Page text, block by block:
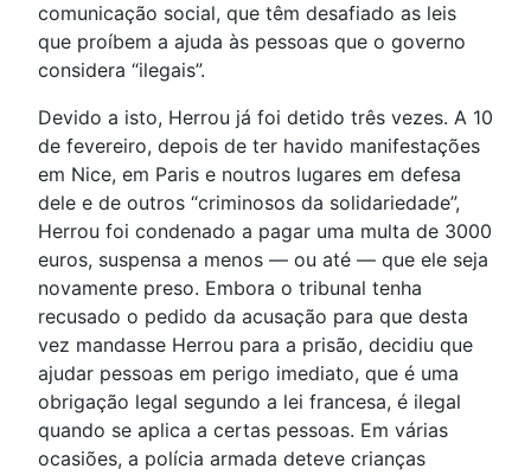
comunicação social, que têm desafiado as leis
que proíbem a ajuda às pessoas que o governo
considera “ilegais”.
Devido a isto, Herrou já foi detido três vezes. A 10
de fevereiro, depois de ter havido manifestações
em Nice, em Paris e noutros lugares em defesa
dele e de outros “criminosos da solidariedade”,
Herrou foi condenado a pagar uma multa de 3000
euros, suspensa a menos — ou até — que ele seja
novamente preso. Embora o tribunal tenha
recusado o pedido da acusação para que desta
vez mandasse Herrou para a prisão, decidiu que
ajudar pessoas em perigo imediato, que é uma
obrigação legal segundo a lei francesa, é ilegal
quando se aplica a certas pessoas. Em várias
ocasiões, a polícia armada deteve crianças